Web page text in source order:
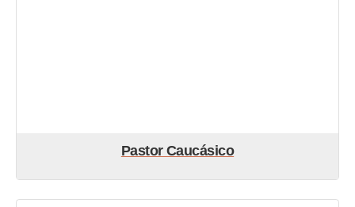
Pastor Caucásico